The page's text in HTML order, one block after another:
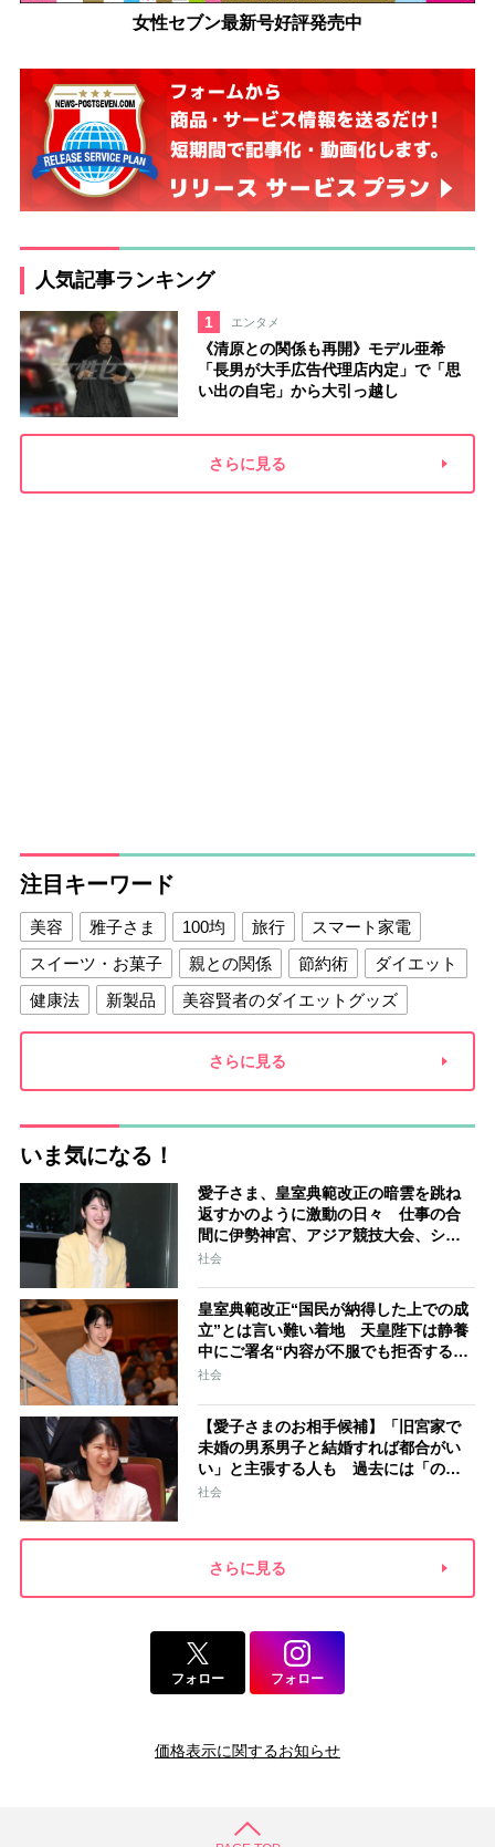
女性セブン最新号好評発売中
人気記事ランキング
1 エンタメ
《清原との関係も再開》モデル亜希
「長男が大手広告代理店内定」で「思
い出の自宅」から大引っ越し
さらに見る
注目キーワード
美容 雅子さま 100均 旅行
スマート家電
スイーツ・お菓子
親との関係 節約術
ダイエット
健康法
新製品
美容賢者のダイエットグッズ
夫との関係
新津春子 どか食い
さらに見る
いま気になる！
愛子さま、皇室典範改正の暗雲を跳ね
返すかのように激動の日々 仕事の合
間に伊勢神宮、アジア競技大会、シン
ガポール…スケジュールはびっしり
社会
皇室典範改正“国民が納得した上での成
立”とは言い難い着地 天皇陛下は静養
中にご署名“内容が不服でも拒否するこ
とはできない” 米大手紙は男系男子に
社会
【愛子さまのお相手候補】「旧宮家で
未婚の男系男子と結婚すれば都合がい
い」と主張する人も 過去には「のび
太くん」「野球部エース」「華道家元
社会
さらに見る
フォロー フォロー
価格表示に関するお知らせ